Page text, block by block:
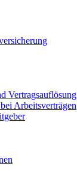
Vertragsauflösung
Arbeitsverträgen